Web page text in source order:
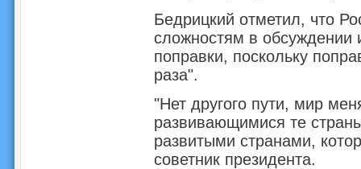
Бедрицкий отметил, что
сложностям в обсуждении
поправки, поскольку
раза".
"Нет другого пути, мир
развивающимися те
развитыми странами,
советник президента.